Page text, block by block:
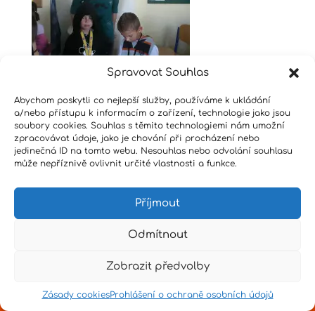
Spravovat Souhlas
Abychom poskytli co nejlepší služby, používáme k ukládání
a/nebo přístupu k informacím o zařízení, technologie jako jsou
soubory cookies. Souhlas s těmito technologiemi nám umožní
zpracovávat údaje, jako je chování při procházení nebo
jedinečná ID na tomto webu. Nesouhlas nebo odvolání souhlasu
může nepříznivě ovlivnit určité vlastnosti a funkce.
Příjmout
Odmítnout
Zobrazit předvolby
Zásady cookiesProhlášení o ochraně osobních údajů
Design bySenpai|Hvězdné psaní|Pro učitele